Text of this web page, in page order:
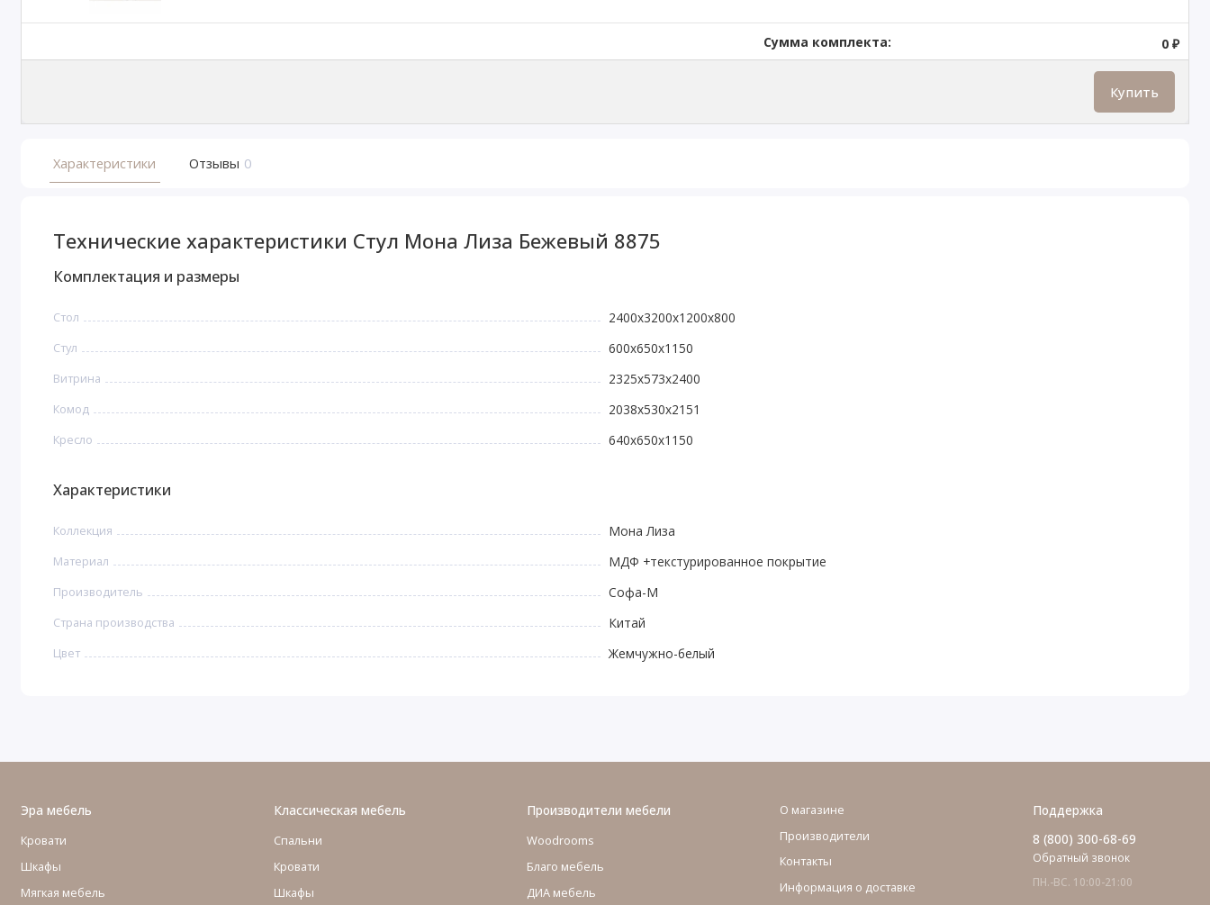
Сумма комплекта: 0 ₽
Купить
Характеристики Отзывы 0
Технические характеристики Стул Мона Лиза Бежевый 8875
Комплектация и размеры
Стoл 2400x3200x1200x800
Стул 600x650x1150
Витрина 2325x573x2400
Комод 2038x530x2151
Кресло 640x650x1150
Характеристики
Коллекция Мона Лиза
Материал МДФ +текстурированное покрытие
Производитель Софа-М
Страна производства Китай
Цвет Жемчужно-белый
Эра мебель
Кровати
Шкафы
Мягкая мебель
Классическая мебель
Спальни
Кровати
Шкафы
Производители мебели
Woodrooms
Благо мебель
ДИА мебель
О магазине
Производители
Контакты
Информация о доставке
Поддержка
8 (800) 300-68-69
Обратный звонок
ПН.-ВС. 10:00-21:00